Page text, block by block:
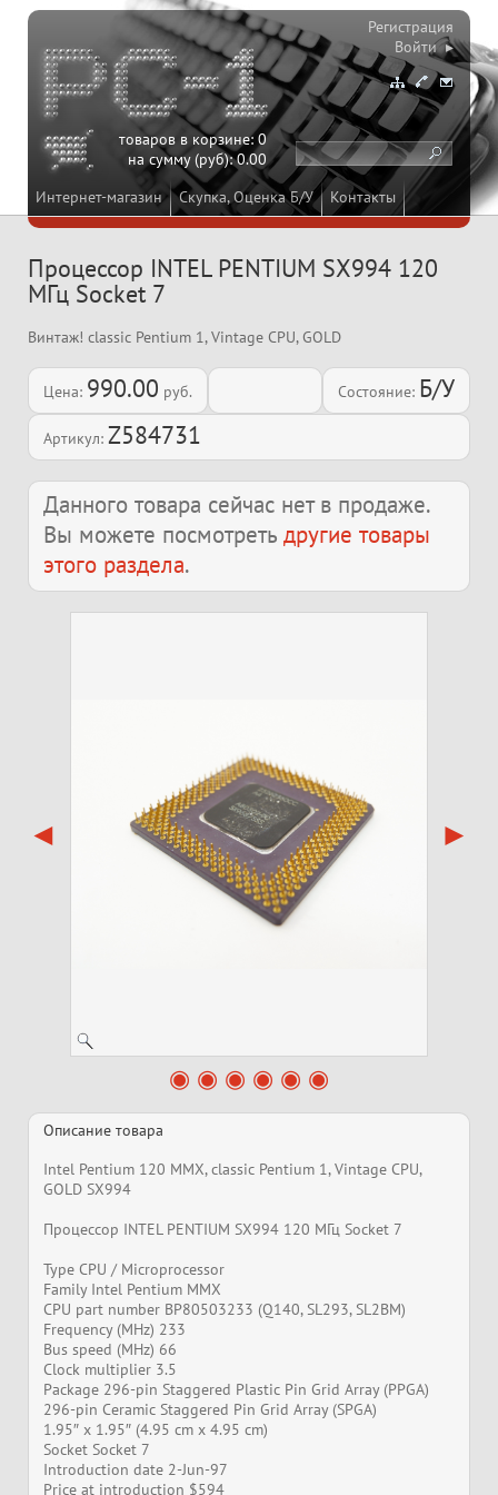
Интернет-магазин Скупка, Оценка Б/У Контакты
товаров в корзине:0
на сумму (руб):0.00
Регистрация
Войти ▸
Процессор INTEL PENTIUM SX994 120
МГц Socket 7
Винтаж! classic Pentium 1, Vintage CPU, GOLD
Цена: 990.00 руб. Состояние: Б/У
Артикул: Z584731
Данного товара сейчас нет в продаже.
Вы можете посмотреть другие товары
этого раздела.
Описание товара
Intel Pentium 120 MMX, classic Pentium 1, Vintage CPU,
GOLD SX994
Процессор INTEL PENTIUM SX994 120 МГц Socket 7
Type CPU / Microprocessor
Family Intel Pentium MMX
CPU part number BP80503233 (Q140, SL293, SL2BM)
Frequency (MHz) 233
Bus speed (MHz) 66
Clock multiplier 3.5
Package 296-pin Staggered Plastic Pin Grid Array (PPGA)
296-pin Ceramic Staggered Pin Grid Array (SPGA)
1.95″ x 1.95″ (4.95 cm x 4.95 cm)
Socket Socket 7
Introduction date 2-Jun-97
Price at introduction $594